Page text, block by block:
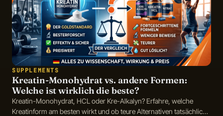
SUPPLEMENTS
Kreatin-Monohydrat vs. andere Formen:
Welche ist wirklich die beste?
Kreatin-Monohydrat, HCL oder Kre-Alkalyn? Erfahre, welche
Kreatinform am besten wirkt und ob teure Alternativen tatsächlich